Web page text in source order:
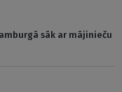
sāk ar mājinieču